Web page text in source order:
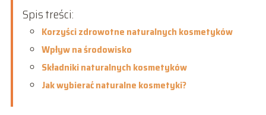
Spis treści:
Korzyści zdrowotne naturalnych kosmetyków
Wpływ na środowisko
Składniki naturalnych kosmetyków
Jak wybierać naturalne kosmetyki?